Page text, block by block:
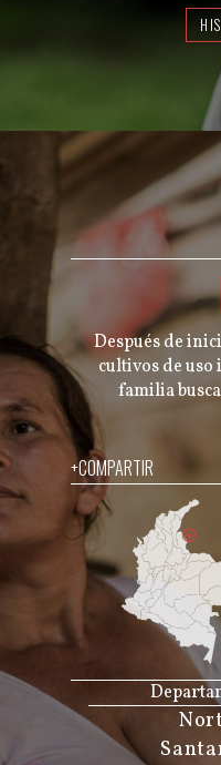
Después de
cultivos de
familia
+COMPARTIR